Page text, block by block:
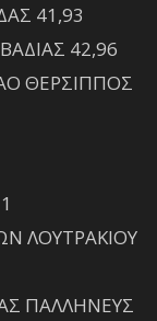
41,93
42,96
ΘΕΡΣΙΠΠΟΣ
ΛΟΥΤΡΑΚΙΟΥ
ΠΑΛΛΗΝΕΥΣ